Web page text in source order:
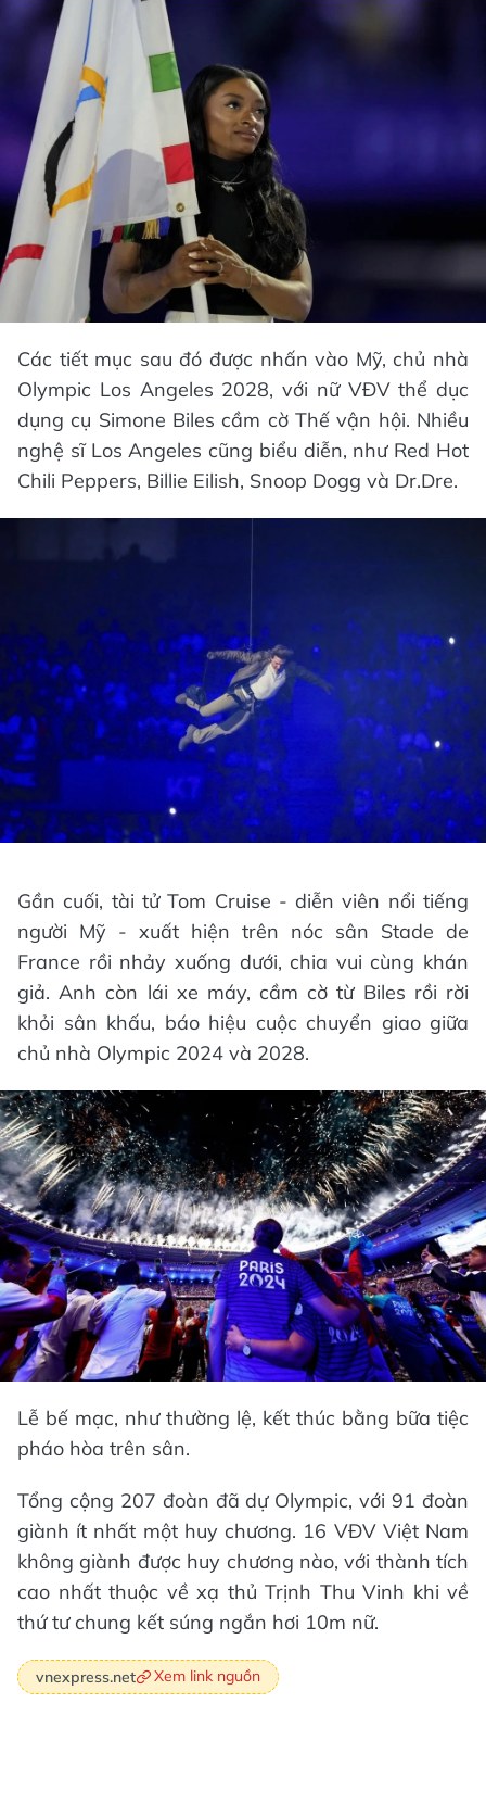
Các tiết mục sau đó được nhấn vào Mỹ, chủ nhà
Olympic Los Angeles 2028, với nữ VĐV thể dục
dụng cụ Simone Biles cầm cờ Thế vận hội. Nhiều
nghệ sĩ Los Angeles cũng biểu diễn, như Red Hot
Chili Peppers, Billie Eilish, Snoop Dogg và Dr.Dre.
Gần cuối, tài tử Tom Cruise - diễn viên nổi tiếng
người Mỹ - xuất hiện trên nóc sân Stade de
France rồi nhảy xuống dưới, chia vui cùng khán
giả. Anh còn lái xe máy, cầm cờ từ Biles rồi rời
khỏi sân khấu, báo hiệu cuộc chuyển giao giữa
chủ nhà Olympic 2024 và 2028.
Lễ bế mạc, như thường lệ, kết thúc bằng bữa tiệc
pháo hòa trên sân.
Tổng cộng 207 đoàn đã dự Olympic, với 91 đoàn
giành ít nhất một huy chương. 16 VĐV Việt Nam
không giành được huy chương nào, với thành tích
cao nhất thuộc về xạ thủ Trịnh Thu Vinh khi về
thứ tư chung kết súng ngắn hơi 10m nữ.
vnexpress.net Xem link nguồn